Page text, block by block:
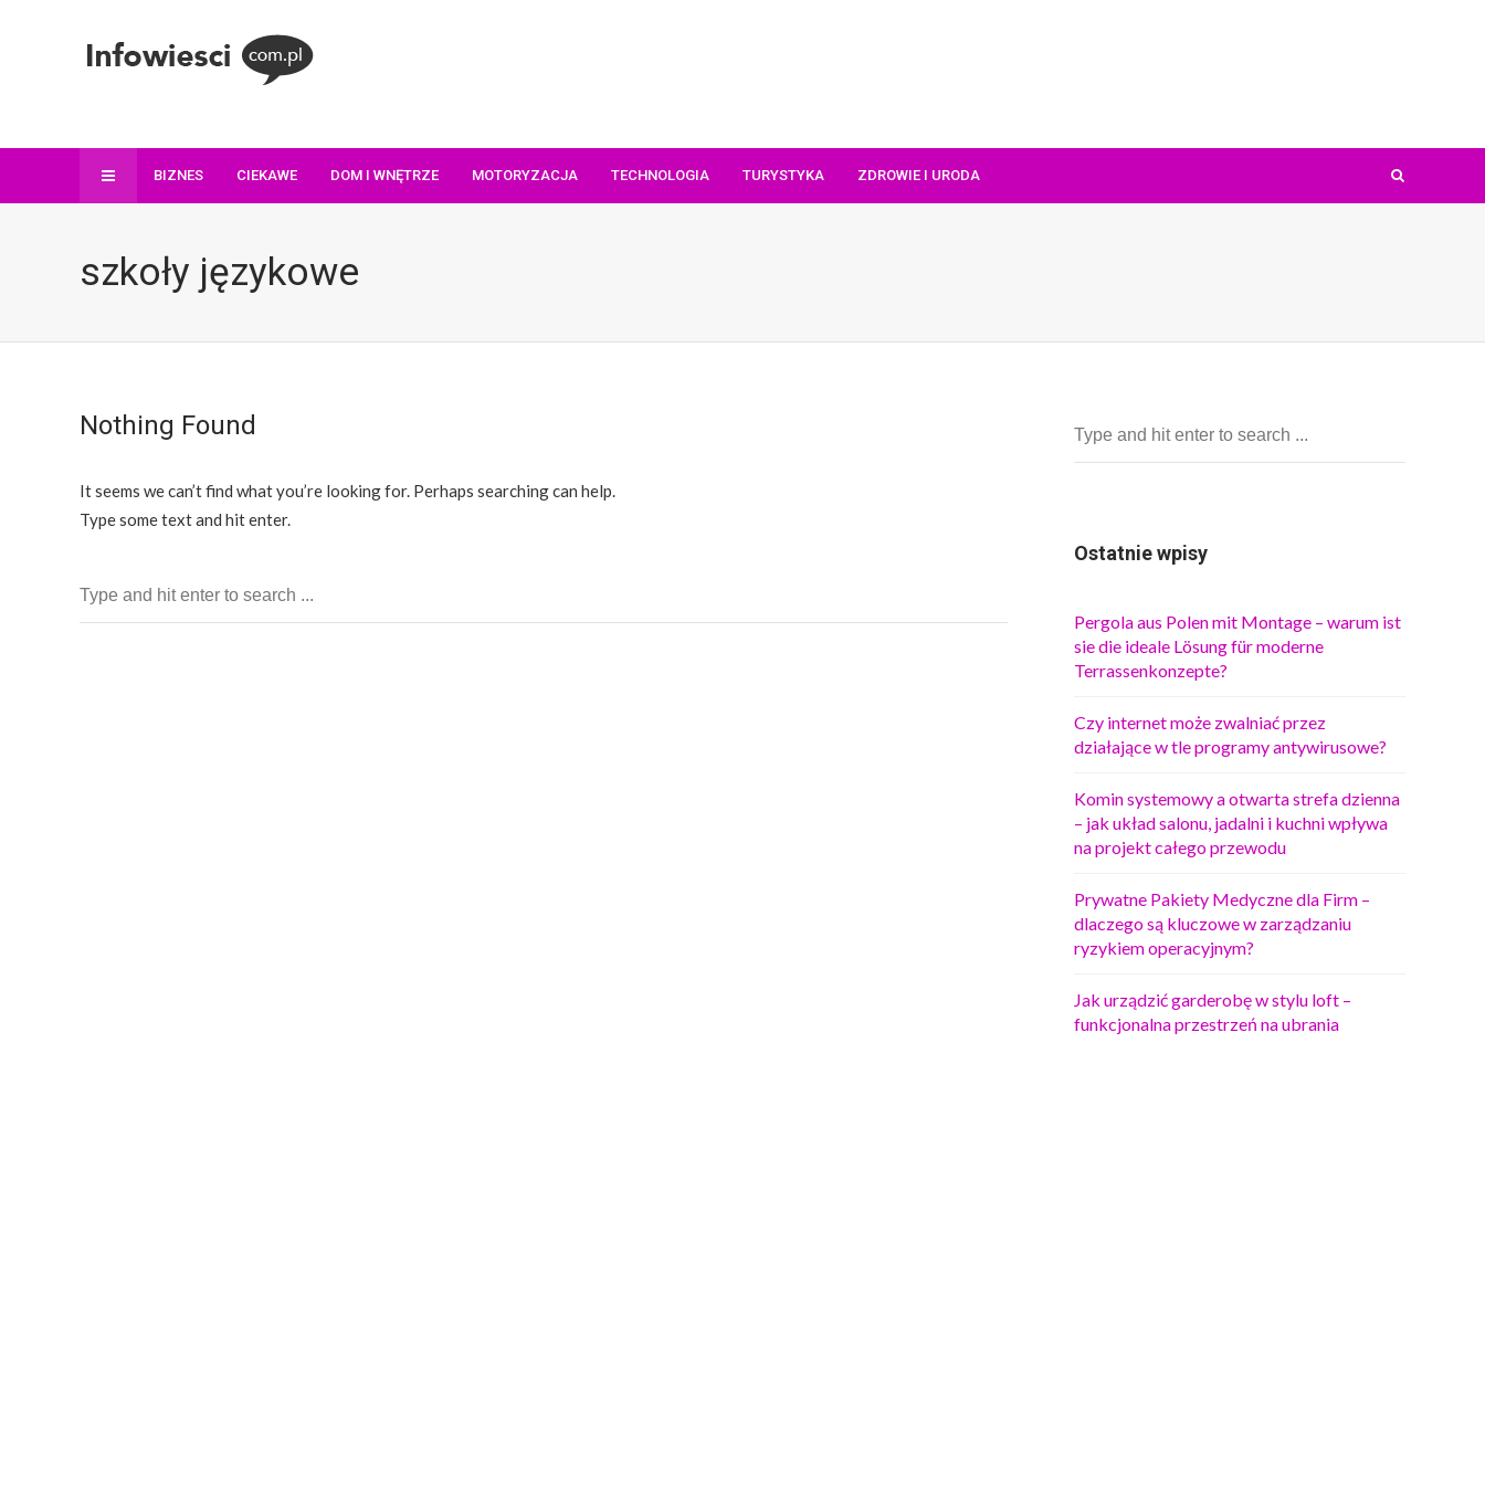
BIZNES CIEKAWE DOM I WNĘTRZE MOTORYZACJA TECHNOLOGIA TURYSTYKA ZDROWIE I URODA
szkoły językowe
Nothing Found
It seems we can’t find what you’re looking for. Perhaps searching can help.
Type some text and hit enter.
Ostatnie wpisy
Pergola aus Polen mit Montage – warum ist
sie die ideale Lösung für moderne
Terrassenkonzepte?
Czy internet może zwalniać przez
działające w tle programy antywirusowe?
Komin systemowy a otwarta strefa dzienna
– jak układ salonu, jadalni i kuchni wpływa
na projekt całego przewodu
Prywatne Pakiety Medyczne dla Firm –
dlaczego są kluczowe w zarządzaniu
ryzykiem operacyjnym?
Jak urządzić garderobę w stylu loft –
funkcjonalna przestrzeń na ubrania